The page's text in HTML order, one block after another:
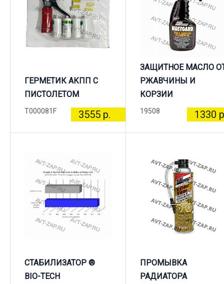
ГЕРМЕТИК АКПП С
ПИСТОЛЕТОМ
T000081F 3555 р.
ЗАЩИТНОЕ МАСЛО
РЖАВЧИНЫ И
КОРЗИИ
19508 1330
СТАБИЛИЗАТОР ®
BIO-TECH
ПРОМЫВКА
РАДИАТОРА